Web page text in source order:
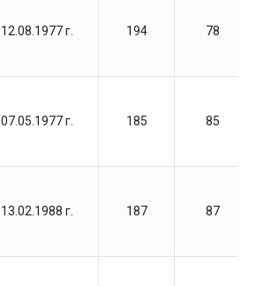
12.08.1977 г. 194 78
07.05.1977 г. 185 85
13.02.1988 г. 187 87